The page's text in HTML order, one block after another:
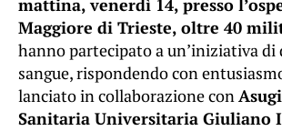
mattina, venerdì 14, presso
Maggiore di Trieste, oltre 40
hanno partecipato a un’iniziativa di
sangue, rispondendo con
lanciato in collaborazione con
Sanitaria Universitaria Giuliano